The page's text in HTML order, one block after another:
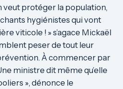
veut protéger la population,
hygiénistes qui vont
viticole ! » s’agace Mickaël
peser de tout leur
À commencer par
ministre dit même qu’elle
», dénonce le